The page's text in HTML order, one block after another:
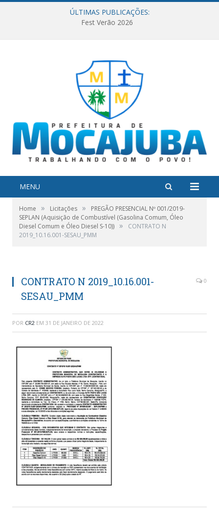
ÚLTIMAS PUBLICAÇÕES:
Fest Verão 2026
MENU
Home » Licitações »
PREGÃO PRESENCIAL Nº 001/2019-
SEPLAN (Aquisição de Combustível (Gasolina Comum, Óleo
Diesel Comum e Óleo Diesel S-10)) »
CONTRATO N
2019_10.16.001-SESAU_PMM
CONTRATO N 2019_10.16.001-
SESAU_PMM
0
POR CR2 EM 31 DE JANEIRO DE 2022